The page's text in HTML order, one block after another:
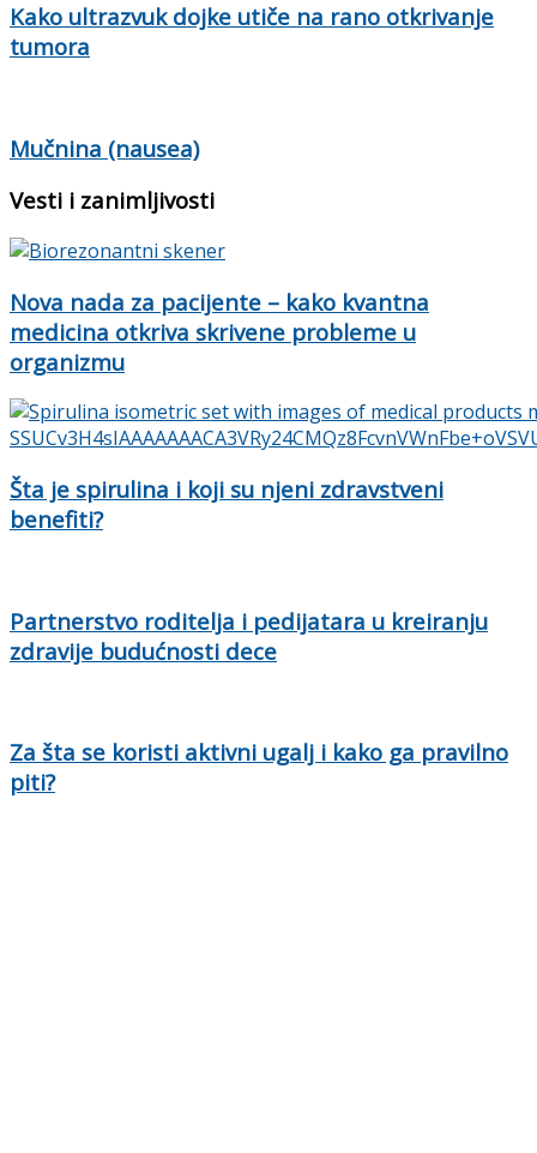
Kako ultrazvuk dojke utiče na rano otkrivanje
tumora
Mučnina (nausea)
Vesti i zanimljivosti
Nova nada za pacijente – kako kvantna
medicina otkriva skrivene probleme u
organizmu
Šta je spirulina i koji su njeni zdravstveni
benefiti?
Partnerstvo roditelja i pedijatara u kreiranju
zdravije budućnosti dece
Za šta se koristi aktivni ugalj i kako ga pravilno
piti?